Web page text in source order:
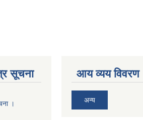
सूचना
।
आय व्यय विवरण
अन्य